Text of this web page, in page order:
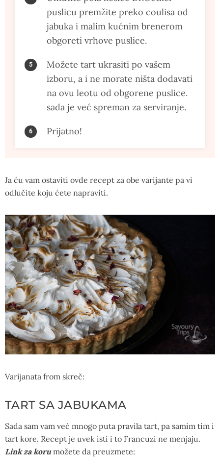
puslicu premžite preko coulisa od
jabuka i malim kućnim brenerom
obgoreti vrhove puslice.
Možete tart ukrasiti po vašem
izboru, a i ne morate ništa dodavati
na ovu leotu od obgorene puslice.
sada je već spreman za serviranje.
Prijatno!
Ja ću vam ostaviti ovde recept za obe varijante pa vi
odlučite koju ćete napraviti.
Varijanata from skreč:
TART SA JABUKAMA
Sada sam vam već mnogo puta pravila tart, pa samim tim i
tart kore. Recept je uvek isti i to Francuzi ne menjaju.
Link za korumožete da preuzmete: